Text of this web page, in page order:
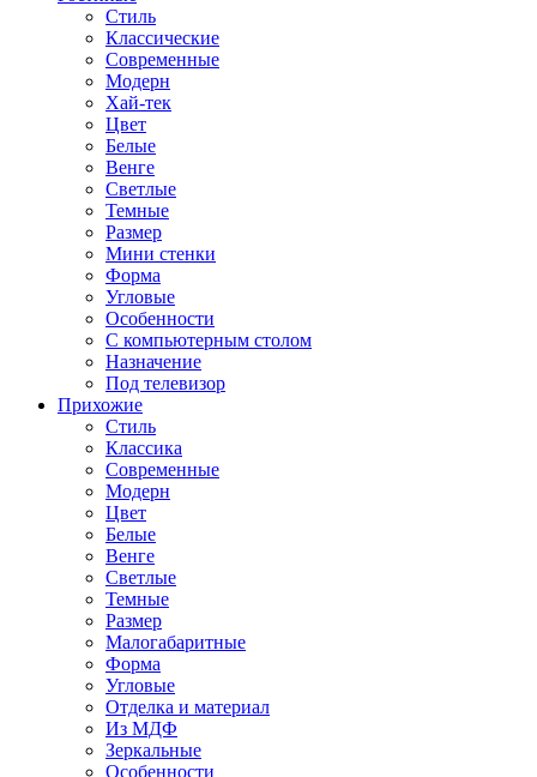
Стиль
Классические
Современные
Модерн
Хай-тек
Цвет
Белые
Венге
Светлые
Темные
Размер
Мини стенки
Форма
Угловые
Особенности
С компьютерным столом
Назначение
Под телевизор
Прихожие
Стиль
Классика
Современные
Модерн
Цвет
Белые
Венге
Светлые
Темные
Размер
Малогабаритные
Форма
Угловые
Отделка и материал
Из МДФ
Зеркальные
Особенности